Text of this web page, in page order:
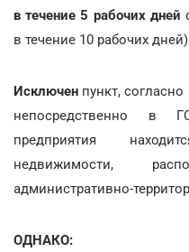
в течение 5 рабочих дней
в течение 10 рабочих
Исключен пункт,
непосредственно в
предприятия
недвижимости,
административно-
ОДНАКО: